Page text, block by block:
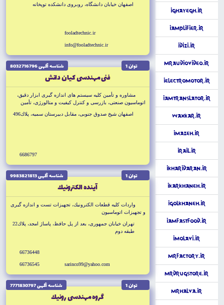
iGhayegh.ir
iAmplifier.ir
iDizi.ir
MrAudioVideo.ir
iElectroMotor.ir
iAmTranslator.ir
WaxKar.ir
iMazeh.ir
iRail.ir
iKharidaran.ir
iKarkhaneh.ir
iGolkhaneh.ir
iAmFastfood.ir
iMolavi.ir
MrFactory.ir
MrDrugstore.ir
MrHalva.ir
كالاهاى وارداتى و صادراتى
اصفهان خيابان دانشگاه، روبروى دانشكده توپخانه
fooladtechnic.ir
info@fooladtechnic.ir
توان 1 شناسه آگهى 8032716796
فنى مهندسى كيان دانش
مشاوره و تأمين كليه سيستم هاى اندازه گيرى ابزار دقيق،
اتوماسيون صنعتى، بازرسى و كنترل كيفيت و متالورژى، تأمين
اصفهان شيخ صدوق جنوبى، مقابل دبيرستان سميه، پلاك496
6686797
توان 1 شناسه آگهى 9983821813
آينده الكترونيك
واردات كليه قطعات الكترونيك، تجهيزات تست و اندازه گيرى
و تجهيزات اتوماسيون
تهران خيابان جمهورى، بعد از پل حافظ، پاساژ امجد، پلاك22
طبقه دوم
sarinco99@yahoo.com
66736448
66736545
توان 1 شناسه آگهى 7771830797
گروه مهندسى رونيك